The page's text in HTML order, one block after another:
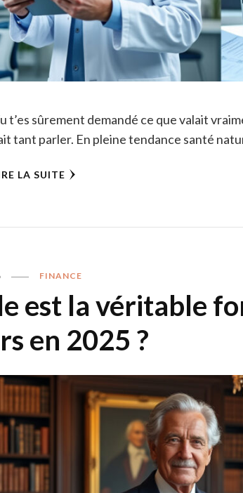
t’es sûrement demandé ce que valait
tant parler. En pleine tendance santé
LA SUITE
FINANCE
est la véritable
en 2025 ?